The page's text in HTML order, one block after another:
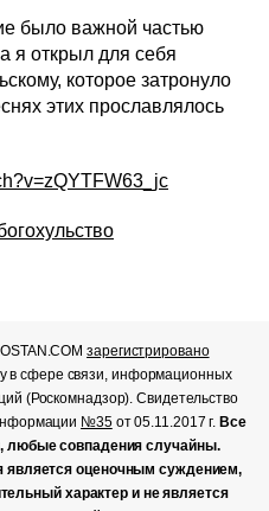
было важной частью
я открыл для себя
которое затронуло
этих прославлялось
зарегистрировано
в сфере связи, информационных
(Роскомнадзор). Свидетельство
№35от 05.11.2017 г. Все
совпадения случайны.
является оценочным суждением,
характер и не является